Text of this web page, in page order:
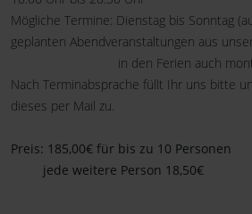
Mögliche Termine: Dienstag bis Sonntag
geplanten Abendveranstaltungen aus
in den Ferien auch
Nach Terminabsprache füllt Ihr uns bitte
dieses per Mail zu.
Preis: 185,00€ für bis zu 10 Personen
jede weitere Person 18,50€